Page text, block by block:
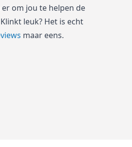
er om jou te helpen de
leuk? Het is echt
maar eens.